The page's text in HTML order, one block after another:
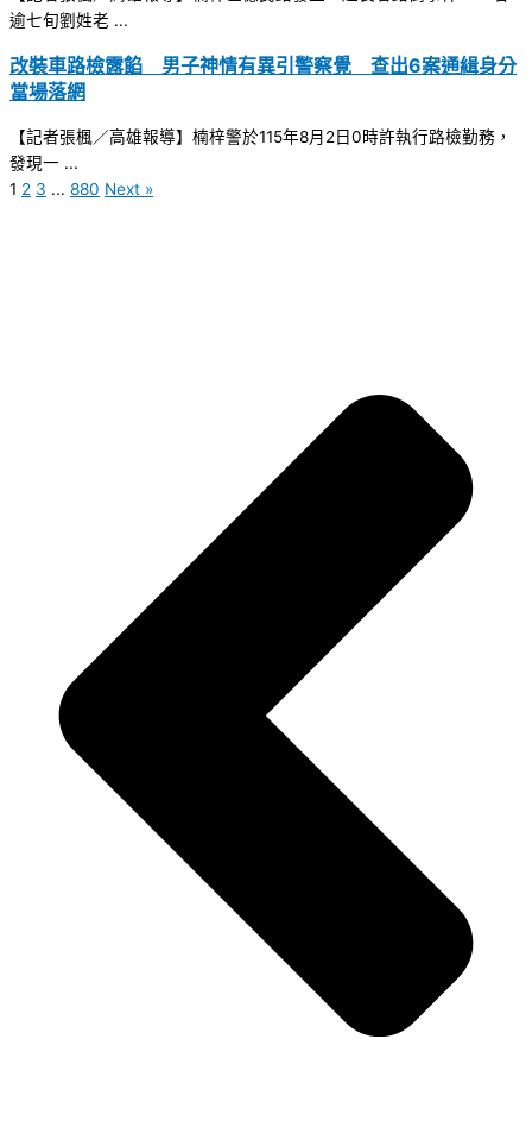
逾七旬劉姓老 ...
改裝車路檢露餡 男子神情有異引警察覺 查出6案通緝身分
當場落網
【記者張楓／高雄報導】楠梓警於115年8月2日0時許執行路檢勤務，
發現一 ...
1 2 3 ... 880 Next »